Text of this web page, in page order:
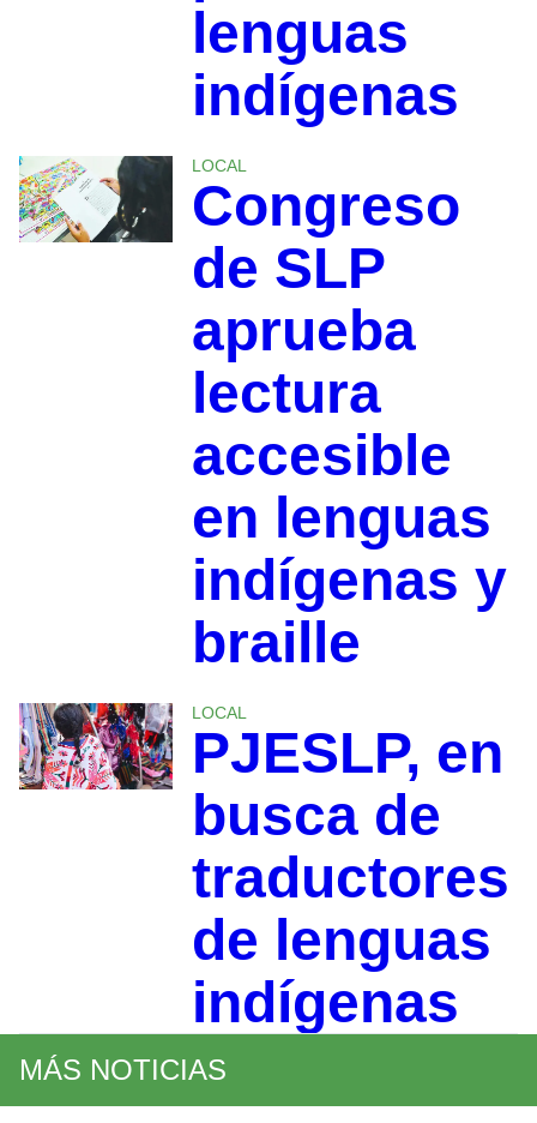
lenguas
indígenas
LOCAL
Congreso
de SLP
aprueba
lectura
accesible
en lenguas
indígenas y
braille
LOCAL
PJESLP, en
busca de
traductores
de lenguas
indígenas
MÁS NOTICIAS